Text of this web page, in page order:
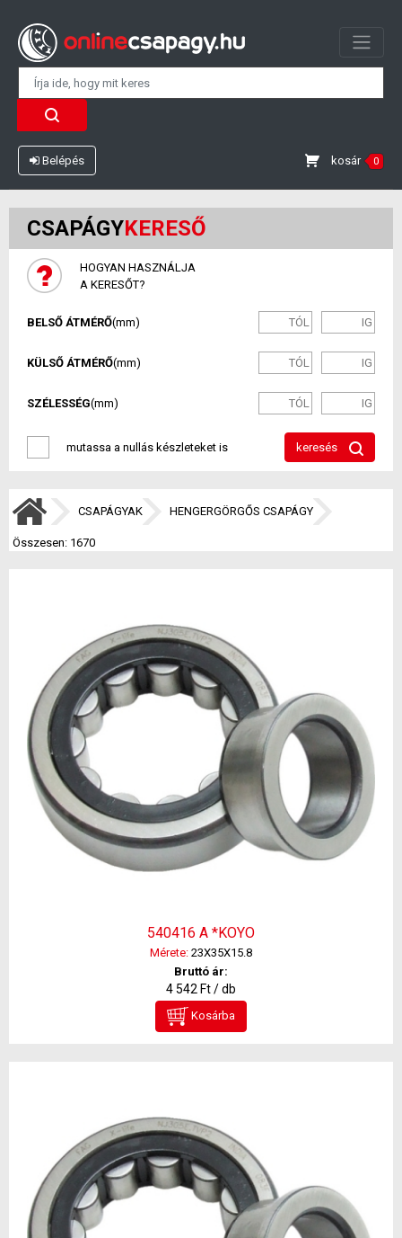
Belépés kosár 0
CSAPÁGYKERESŐ
HOGYAN HASZNÁLJA
A KERESŐT?
BELSŐ ÁTMÉRŐ(mm)
KÜLSŐ ÁTMÉRŐ(mm)
SZÉLESSÉG(mm)
mutassa a nullás készleteket is keresés
CSAPÁGYAK HENGERGÖRGŐS CSAPÁGY
Összesen: 1670
540416 A *KOYO
Mérete: 23X35X15.8
Bruttó ár:
4 542 Ft / db
Kosárba